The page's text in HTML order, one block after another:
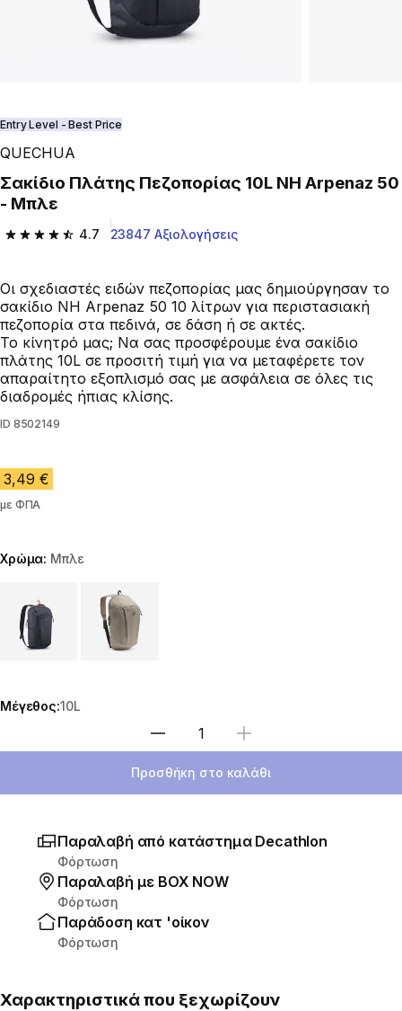
Entry Level - Best Price
QUECHUA
Σακίδιο Πλάτης Πεζοπορίας 10L NH Arpenaz 50
- Μπλε
4.7
4.7 out of 5 stars from 23847 reviews
23847 Αξιολογήσεις
Οι σχεδιαστές ειδών πεζοπορίας μας δημιούργησαν το
σακίδιο NH Arpenaz 50 10 λίτρων για περιστασιακή
πεζοπορία στα πεδινά, σε δάση ή σε ακτές.
Το κίνητρό μας; Να σας προσφέρουμε ένα σακίδιο
πλάτης 10L σε προσιτή τιμή για να μεταφέρετε τον
απαραίτητο εξοπλισμό σας με ασφάλεια σε όλες τις
διαδρομές ήπιας κλίσης.
ID 8502149
3,49 €
με ΦΠΑ
Χρώμα: Μπλε
Choose a variant
Μέγεθος:10L
Επιλέξτε ποσότητα
Προσθήκη στο καλάθι
Παραλαβή από κατάστημα Decathlon
Φόρτωση
Παραλαβή με ΒΟΧ ΝΟW
Φόρτωση
Παράδοση κατ 'οίκον
Φόρτωση
Χαρακτηριστικά που ξεχωρίζουν